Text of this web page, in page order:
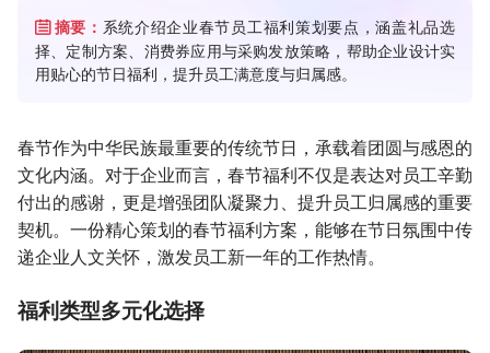
摘要： 系统介绍企业春节员工福利策划要点，涵盖礼品选
择、定制方案、消费券应用与采购发放策略，帮助企业设计实
用贴心的节日福利，提升员工满意度与归属感。
春节作为中华民族最重要的传统节日，承载着团圆与感恩的
文化内涵。对于企业而言，春节福利不仅是表达对员工辛勤
付出的感谢，更是增强团队凝聚力、提升员工归属感的重要
契机。一份精心策划的春节福利方案，能够在节日氛围中传
递企业人文关怀，激发员工新一年的工作热情。
福利类型多元化选择